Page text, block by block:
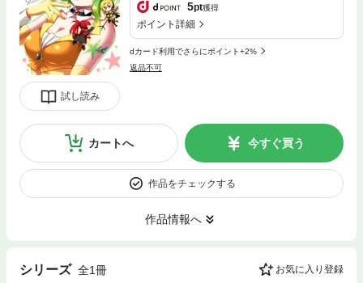
試し読み
5pt獲得
ポイント詳細
dカード利用でさらにポイント+2%
返品不可
カートへ 今すぐ買う
作品をチェックする
作品情報へ
シリーズ 全1冊 お気に入り登録